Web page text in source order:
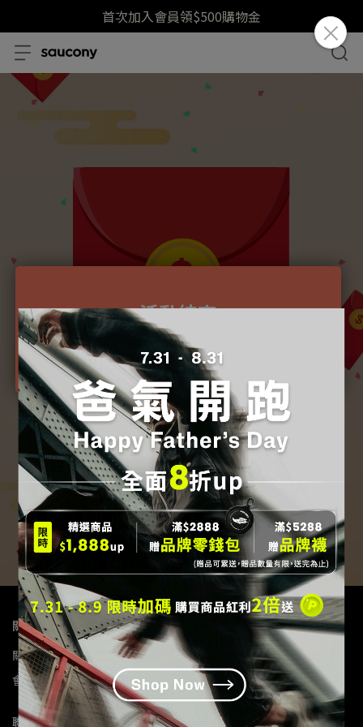
首次加入會員領$500購物金
關於我們
關於我們 我的帳戶 退款政策 隱私政策 購物說明 服務條款
會員權益
客服中心
聯絡資訊